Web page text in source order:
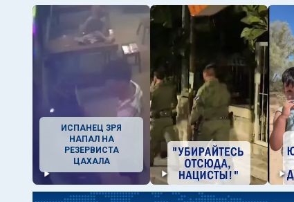
ИСПАНЕЦ ЗРЯ
НАПАЛ НА
РЕЗЕРВИСТА
ЦАХАЛА